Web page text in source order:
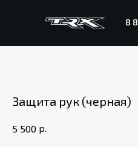
8
Защита рук (черная)
5 500 р.